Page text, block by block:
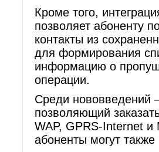
Кроме того,
позволяет абоненту
контакты из
для формирования
информацию о
операции.
Среди нововведений
позволяющий
WAP, GPRS-Internet
абоненты могут